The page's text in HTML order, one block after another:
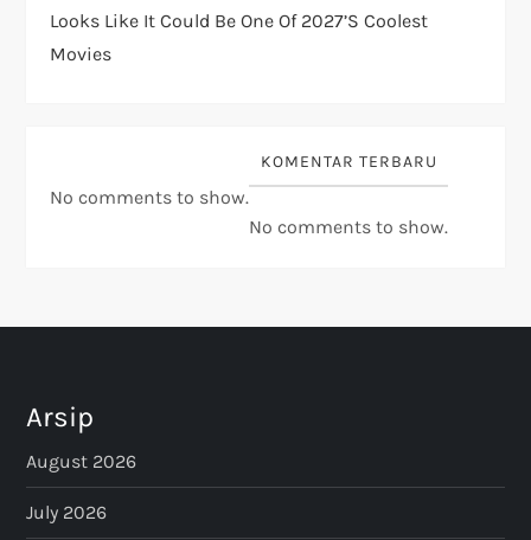
Looks Like It Could Be One Of 2027’s Coolest
Movies
No comments to show.
KOMENTAR TERBARU
No comments to show.
Arsip
August 2026
July 2026